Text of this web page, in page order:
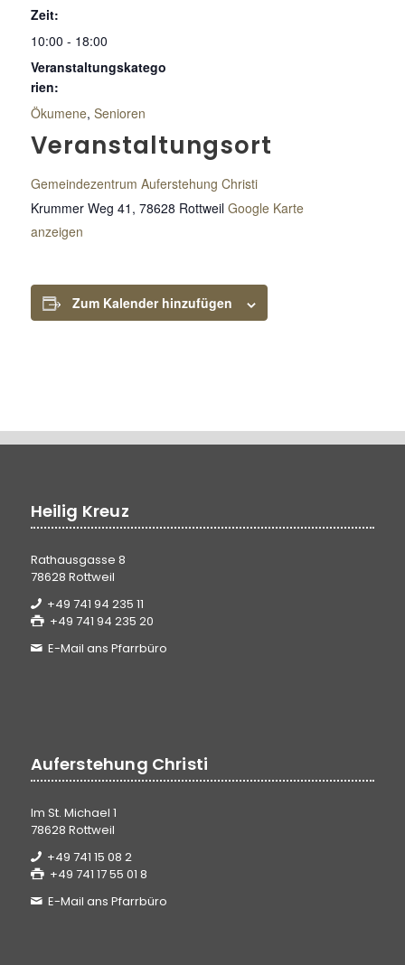
Zeit:
10:00 - 18:00
Veranstaltungskatego
rien:
Ökumene, Senioren
Veranstaltungsort
Gemeindezentrum Auferstehung Christi
Krummer Weg 41, 78628 Rottweil Google Karte
anzeigen
Zum Kalender hinzufügen
Heilig Kreuz
Rathausgasse 8
78628 Rottweil
+49 741 94 235 11
+49 741 94 235 20
E-Mail ans Pfarrbüro
Auferstehung Christi
Im St. Michael 1
78628 Rottweil
+49 741 15 08 2
+49 741 17 55 01 8
E-Mail ans Pfarrbüro